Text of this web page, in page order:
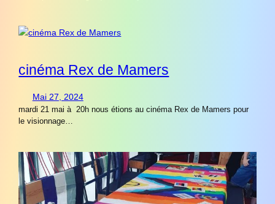
cinéma Rex de Mamers
Mai 27, 2024
mardi 21 mai à 20h nous étions au cinéma Rex de Mamers pour
le visionnage…